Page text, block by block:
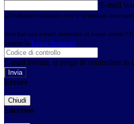
E-mail
all'indirizzo indicato con le istruzioni
Non hai una e-mail associata al nome utente?
tramite la Login Spaggiari
E-mail inviata, si prega di controllare la
Errore
Chiudi
Successo